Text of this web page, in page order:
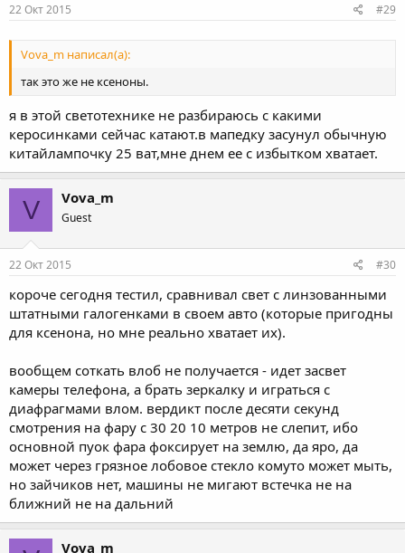
22 Окт 2015 #29
Vova_m написал(а):
так это же не ксеноны.
я в этой светотехнике не разбираюсь с какими
керосинками сейчас катают.в мапедку засунул обычную
китайлампочку 25 ват,мне днем ее с избытком хватает.
V Vova_m
Guest
22 Окт 2015 #30
короче сегодня тестил, сравнивал свет с линзованными
штатными галогенками в своем авто (которые пригодны
для ксенона, но мне реально хватает их).
вообщем соткать влоб не получается - идет засвет
камеры телефона, а брать зеркалку и играться с
диафрагмами влом. вердикт после десяти секунд
смотрения на фару с 30 20 10 метров не слепит, ибо
основной пуок фара фоксирует на землю, да яро, да
может через грязное лобовое стекло комуто может мыть,
но зайчиков нет, машины не мигают встечка не на
ближний не на дальний
Vova_m